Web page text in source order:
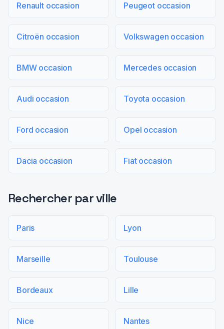
Renault occasion Peugeot occasion
Citroën occasion Volkswagen occasion
BMW occasion Mercedes occasion
Audi occasion Toyota occasion
Ford occasion Opel occasion
Dacia occasion Fiat occasion
Rechercher par ville
Paris Lyon
Marseille Toulouse
Bordeaux Lille
Nice Nantes